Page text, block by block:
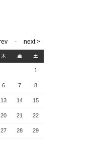
木 金 土
1
6 7 8
13 14 15
20 21 22
27 28 29